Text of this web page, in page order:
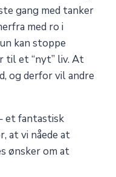
gang med tanker
med ro i
kan stoppe
til et “nyt” liv. At
og derfor vil andre
et fantastisk
at vi nåede at
ønsker om at